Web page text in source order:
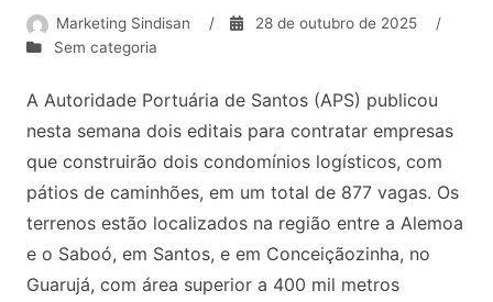
Marketing Sindisan / 28 de outubro de 2025
/
Sem categoria
A Autoridade Portuária de Santos (APS) publicou
nesta semana dois editais para contratar empresas
que construirão dois condomínios logísticos, com
pátios de caminhões, em um total de 877 vagas. Os
terrenos estão localizados na região entre a Alemoa
e o Saboó, em Santos, e em Conceiçãozinha, no
Guarujá, com área superior a 400 mil metros